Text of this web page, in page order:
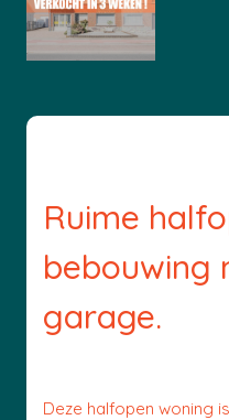
Ruime
bebouwing
garage.
Deze halfopen woning